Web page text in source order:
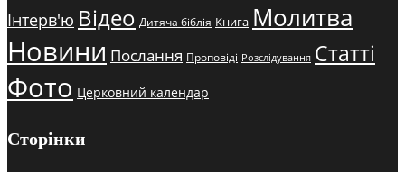
Інтерв'ю Відео Дитяча біблія Книга Молитва
Новини Послання Проповіді Розслідування Статті
Фото Церковний календар
Сторінки